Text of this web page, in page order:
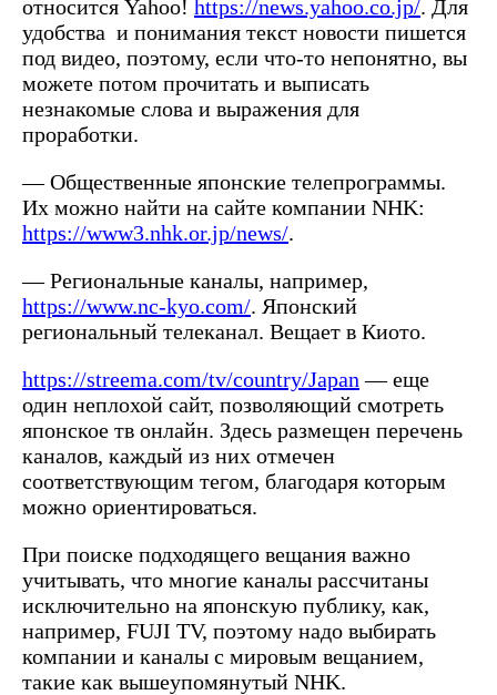
относится Yahoo! https://news.yahoo.co.jp/. Для
удобства и понимания текст новости пишется
под видео, поэтому, если что-то непонятно, вы
можете потом прочитать и выписать
незнакомые слова и выражения для
проработки.
— Общественные японские телепрограммы.
Их можно найти на сайте компании NHK:
https://www3.nhk.or.jp/news/.
— Региональные каналы, например,
https://www.nc-kyo.com/. Японский
региональный телеканал. Вещает в Киото.
https://streema.com/tv/country/Japan — еще
один неплохой сайт, позволяющий смотреть
японское тв онлайн. Здесь размещен перечень
каналов, каждый из них отмечен
соответствующим тегом, благодаря которым
можно ориентироваться.
При поиске подходящего вещания важно
учитывать, что многие каналы рассчитаны
исключительно на японскую публику, как,
например, FUJI TV, поэтому надо выбирать
компании и каналы с мировым вещанием,
такие как вышеупомянутый NHK.